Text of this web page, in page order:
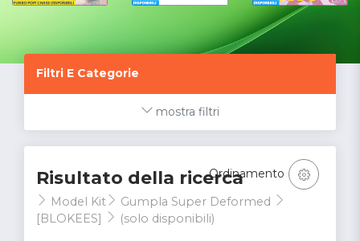
Filtri E Categorie
mostra filtri
Risultato della ricerca
Model Kit
Gumpla Super Deformed
[BLOKEES]
(solo disponibili)
Ordinamento